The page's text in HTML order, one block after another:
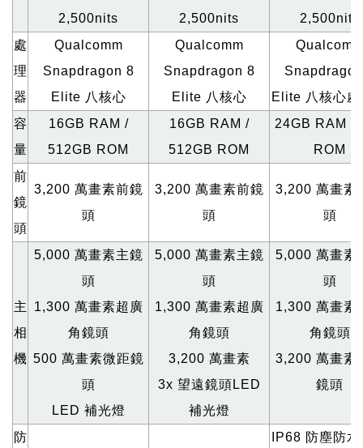
2,500nits
2,500nits
2,500nits
處
理
器
Qualcomm
Snapdragon 8
Elite 八核心
Qualcomm
Snapdragon 8
Elite 八核心
Elite 八核心
容
量
16GB RAM /
512GB ROM
16GB RAM /
512GB ROM
24GB RAM /
ROM
前
鏡
頭
3,200 萬畫素前鏡
頭
3,200 萬畫素前鏡
頭
3,200 萬畫素
頭
主
相
機
5,000 萬畫素主鏡
頭
1,300 萬畫素超廣
角鏡頭
500 萬畫素微距鏡
頭
LED 補光燈
5,000 萬畫素主鏡
頭
1,300 萬畫素超廣
角鏡頭
3,200 萬畫素
3x 望遠鏡頭LED
補光燈
5,000 萬畫素
頭
1,300 萬畫素
角鏡頭
3,200 萬畫素
鏡頭
防
IP68 防塵防